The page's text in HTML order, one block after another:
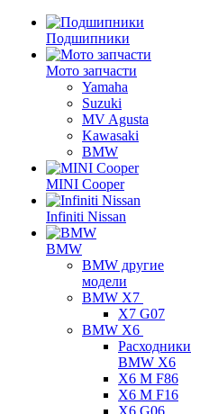
Подшипники
Мото запчасти
Yamaha
Suzuki
MV Agusta
Kawasaki
BMW
MINI Cooper
Infiniti Nissan
BMW
BMW другие
модели
BMW X7
X7 G07
BMW X6
Расходники
BMW X6
X6 M F86
X6 M F16
X6 G06